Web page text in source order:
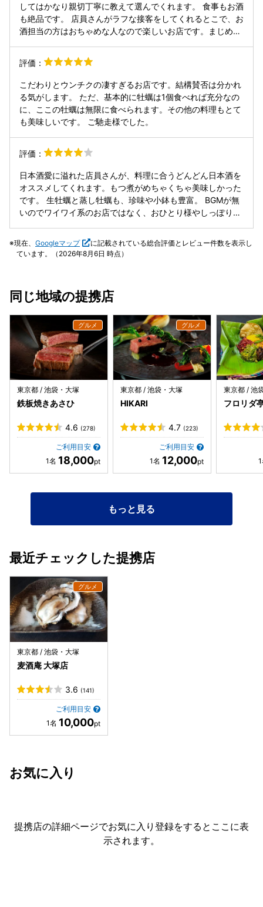
してはかなり親切丁寧に教えて選んでくれます。 食事もお酒
も絶品です。 店員さんがラフな接客をしてくれるとこで、お
酒担当の方はおちゃめな人なので楽しいお店です。まじめな
みたい方向けかなと思います。
評価：
こだわりとウンチクの凄すぎるお店です。結構賛否は分かれ
る気がします。 ただ、基本的に牡蠣は1個食べれば充分なの
に、ここの牡蠣は無限に食べられます。その他の料理もとて
も美味しいです。 ご馳走様でした。
評価：
日本酒愛に溢れた店員さんが、料理に合うどんどん日本酒を
オススメしてくれます。もつ煮がめちゃくちゃ美味しかった
です。 生牡蠣と蒸し牡蠣も、珍味や小鉢も豊富。 BGMが無
いのでワイワイ系のお店ではなく、おひとり様やしっぽり飲
が書かれていないので このお酒はいくらなんだろう、、、と
思いながら飲みました。 会計時は詳細のレシートが無いので
現在、 Googleマップ
に記載されている総合評価とレビュー件数を表示し
ています。（2026年8月6日 時点）
同じ地域の提携店
東京都 / 池袋・大塚
鉄板焼きあさひ
4.6 (278)
ご利用目安
18,000
東京都 / 池袋・大塚
HIKARI
4.7 (223)
ご利用目安
12,000
東京都 / 池
フロリダ
もっと見る
最近チェックした提携店
東京都 / 池袋・大塚
麦酒庵 大塚店
3.6 (141)
ご利用目安
10,000
お気に入り
提携店の詳細ページでお気に入り登録をすると ここに表
示されます。